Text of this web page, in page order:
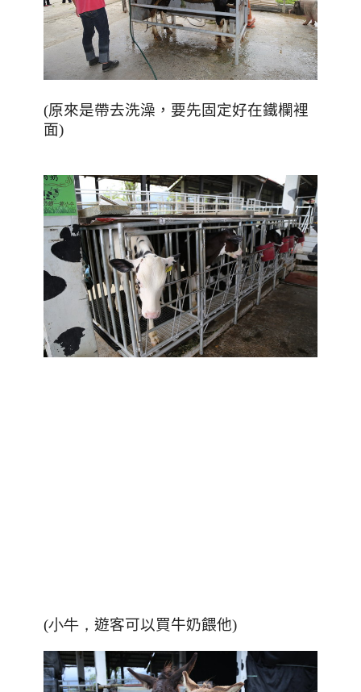
(原來是帶去洗澡，要先固定好在鐵欄裡
面)
(小牛， 遊客可以買牛奶餵他)